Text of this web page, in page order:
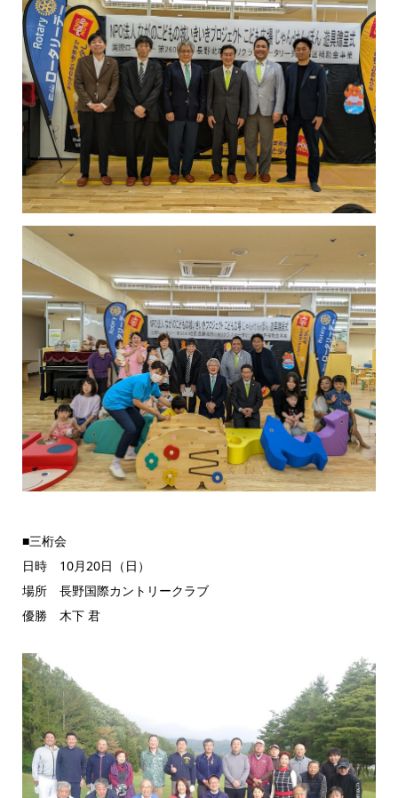
■三桁会
日時 10月20日（日）
場所 長野国際カントリークラブ
優勝 木下 君